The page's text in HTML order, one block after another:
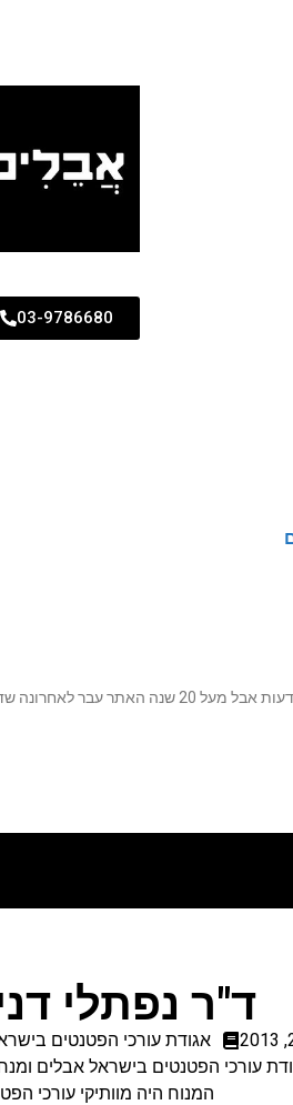
03-9786680
מערכות על מנת שכל
ד"ר נפתלי
אגודת עורכי הפטנטים
עורכי הפטנטים בישראל אבלים
המנוח היה מוותיקי עורכי